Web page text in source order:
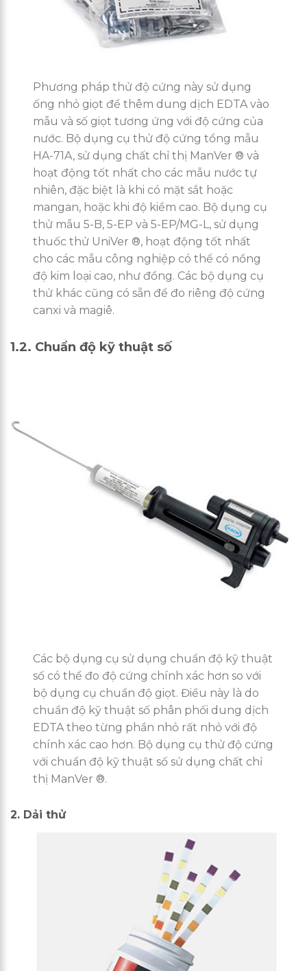
Phương pháp thử độ cứng này sử dụng
ống nhỏ giọt để thêm dung dịch EDTA vào
mẫu và số giọt tương ứng với độ cứng của
nước. Bộ dụng cụ thử độ cứng tổng mẫu
HA-71A, sử dụng chất chỉ thị ManVer ® và
hoạt động tốt nhất cho các mẫu nước tự
nhiên, đặc biệt là khi có mặt sắt hoặc
mangan, hoặc khi độ kiềm cao. Bộ dụng cụ
thử mẫu 5-B, 5-EP và 5-EP/MG-L, sử dụng
thuốc thử UniVer ®, hoạt động tốt nhất
cho các mẫu công nghiệp có thể có nồng
độ kim loại cao, như đồng. Các bộ dụng cụ
thử khác cũng có sẵn để đo riêng độ cứng
canxi và magiê.
1.2. Chuẩn độ kỹ thuật số
Các bộ dụng cụ sử dụng chuẩn độ kỹ thuật
số có thể đo độ cứng chính xác hơn so với
bộ dụng cụ chuẩn độ giọt. Điều này là do
chuẩn độ kỹ thuật số phân phối dung dịch
EDTA theo từng phần nhỏ rất nhỏ với độ
chính xác cao hơn. Bộ dụng cụ thử độ cứng
với chuẩn độ kỹ thuật số sử dụng chất chỉ
thị ManVer ®.
2. Dải thử